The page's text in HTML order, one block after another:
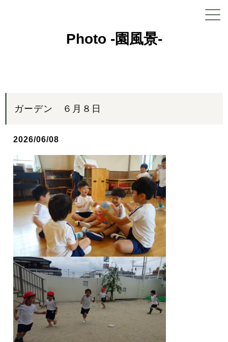
Photo -園風景-
ガーデン ６月８日
2026/06/08